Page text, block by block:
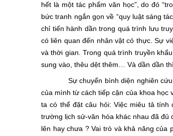
hết là một tác phẩm văn học”, do đó
bức tranh ngắn gọn về “quy luật sáng
chỉ tiến hành dần trong quá trình lưu
có liên quan đến nhân vật có thực. Sự
và thời gian. Trong quá trình truyền
sung vào, thêu dệt thêm… Và dần dần
Sự chuyển bình diện nghiên cứu so
của mình từ cách tiếp cận của khoa học
ta có thể đặt câu hỏi: Việc miêu tả
trường lịch sử-văn hóa khác nhau đã đủ
lên hay chưa ? Vai trò và khả năng của